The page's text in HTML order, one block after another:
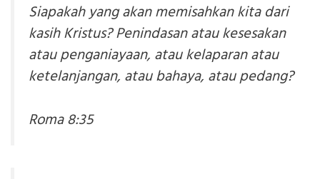
Siapakah yang akan memisahkan kita dari
kasih Kristus? Penindasan atau kesesakan
atau penganiayaan, atau kelaparan atau
ketelanjangan, atau bahaya, atau pedang?
Roma 8:35